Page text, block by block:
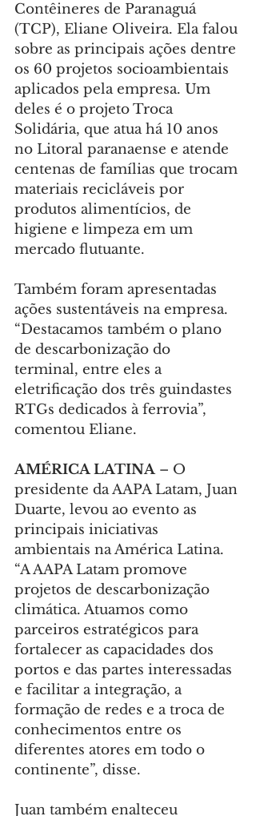
Contêineres de Paranaguá
(TCP), Eliane Oliveira. Ela falou
sobre as principais ações dentre
os 60 projetos socioambientais
aplicados pela empresa. Um
deles é o projeto Troca
Solidária, que atua há 10 anos
no Litoral paranaense e atende
centenas de famílias que trocam
materiais recicláveis por
produtos alimentícios, de
higiene e limpeza em um
mercado flutuante.
Também foram apresentadas
ações sustentáveis na empresa.
“Destacamos também o plano
de descarbonização do
terminal, entre eles a
eletrificação dos três guindastes
RTGs dedicados à ferrovia”,
comentou Eliane.
AMÉRICA LATINA – O
presidente da AAPA Latam, Juan
Duarte, levou ao evento as
principais iniciativas
ambientais na América Latina.
“A AAPA Latam promove
projetos de descarbonização
climática. Atuamos como
parceiros estratégicos para
fortalecer as capacidades dos
portos e das partes interessadas
e facilitar a integração, a
formação de redes e a troca de
conhecimentos entre os
diferentes atores em todo o
continente”, disse.
Juan também enalteceu